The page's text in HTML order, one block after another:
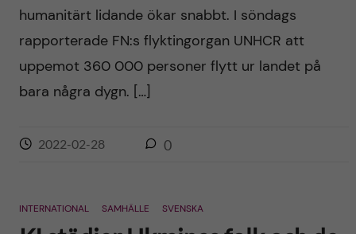
humanitärt lidande ökar snabbt. I söndags
rapporterade FN:s flyktingorgan UNHCR att
uppemot 360 000 personer flytt ur landet på
bara några dygn. […]
2022-02-28 0
INTERNATIONAL SAMHÄLLE SVENSKA